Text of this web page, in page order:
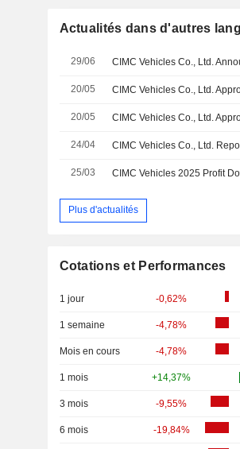
Actualités dans d'autres
29/06
20/05 CIMC Vehicles Co., Ltd.
20/05 CIMC Vehicles Co., Ltd.
24/04
25/03 CIMC Vehicles 2025 Profit
Plus d'actualités
Cotations et Performances
1 jour -0,62%
1 semaine -4,78%
Mois en cours -4,78%
1 mois +14,37%
3 mois -9,55%
6 mois -19,84%